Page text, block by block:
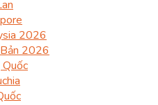
2026
2026
Quốc